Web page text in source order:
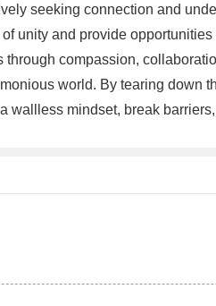
seeking connection and
unity and provide
compassion,
world. By tearing down
wallless mindset, break